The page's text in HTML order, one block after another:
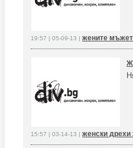
19:57 | 05-09-13 | жените
15:57 | 03-14-13 | женски дрехи